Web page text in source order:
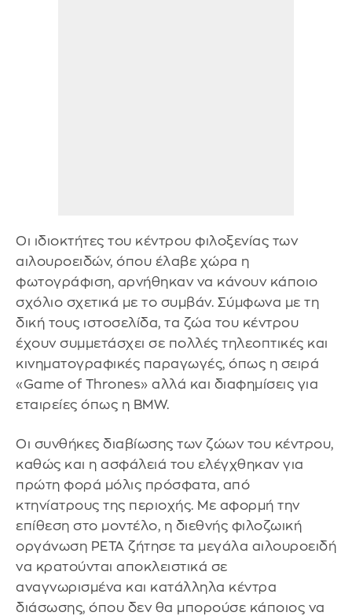
Οι ιδιοκτήτες του κέντρου φιλοξενίας των
αιλουροειδών, όπου έλαβε χώρα η
φωτογράφιση, αρνήθηκαν να κάνουν κάποιο
σχόλιο σχετικά με το συμβάν. Σύμφωνα με τη
δική τους ιστοσελίδα, τα ζώα του κέντρου
έχουν συμμετάσχει σε πολλές τηλεοπτικές και
κινηματογραφικές παραγωγές, όπως η σειρά
«Game of Thrones» αλλά και διαφημίσεις για
εταιρείες όπως η BMW.
Οι συνθήκες διαβίωσης των ζώων του κέντρου,
καθώς και η ασφάλειά του ελέγχθηκαν για
πρώτη φορά μόλις πρόσφατα, από
κτηνίατρους της περιοχής. Με αφορμή την
επίθεση στο μοντέλο, η διεθνής φιλοζωική
οργάνωση PETA ζήτησε τα μεγάλα αιλουροειδή
να κρατούνται αποκλειστικά σε
αναγνωρισμένα και κατάλληλα κέντρα
διάσωσης, όπου δεν θα μπορούσε κάποιος να